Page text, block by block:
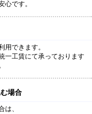
心です。
用できます。
一工賃にて承っております
場合
は、